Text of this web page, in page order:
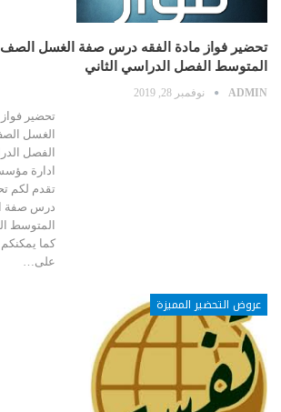
تحضير فواز مادة الفقه درس صفة الغسل الصف
المتوسط الفصل الدراسي الثاني
ADMIN نوفمبر 28, 2019
تحضير
الغسل
الفصل
ادارة
تقدم لكم
درس صفة
المتوسط
كما يمكنكم
على…
عروض التحضير المميزة